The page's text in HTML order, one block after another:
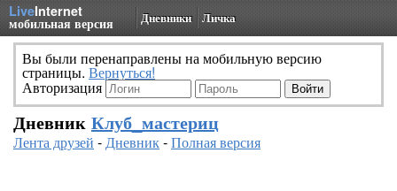
LiveInternet
мобильная версия Дневники Личка
Вы были перенаправлены на мобильную версию
страницы. Вернуться!
Авторизация
Дневник Клуб_мастериц
Лента друзей -Дневник-Полная версия